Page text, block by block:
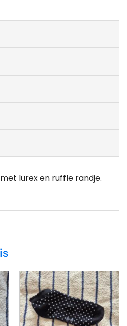
lurex en ruffle randje.